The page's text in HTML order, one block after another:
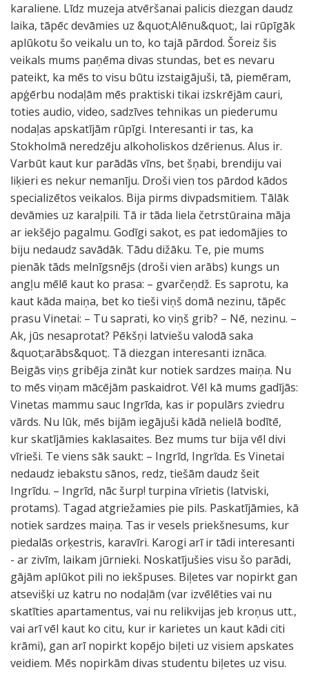
karaliene. Līdz muzeja atvēršanai palicis diezgan daudz
laika, tāpēc devāmies uz &quot;Alēnu&quot;, lai rūpīgāk
aplūkotu šo veikalu un to, ko tajā pārdod. Šoreiz šis
veikals mums paņēma divas stundas, bet es nevaru
pateikt, ka mēs to visu būtu izstaigājuši, tā, piemēram,
apģērbu nodaļām mēs praktiski tikai izskrējām cauri,
toties audio, video, sadzīves tehnikas un piederumu
nodaļas apskatījām rūpīgi. Interesanti ir tas, ka
Stokholmā neredzēju alkoholiskos dzērienus. Alus ir.
Varbūt kaut kur parādās vīns, bet šņabi, brendiju vai
liķieri es nekur nemanīju. Droši vien tos pārdod kādos
specializētos veikalos. Bija pirms divpadsmitiem. Tālāk
devāmies uz karaļpili. Tā ir tāda liela četrstūraina māja
ar iekšējo pagalmu. Godīgi sakot, es pat iedomājies to
biju nedaudz savādāk. Tādu dižāku. Te, pie mums
pienāk tāds melnīgsnējs (droši vien arābs) kungs un
angļu mēlē kaut ko prasa: – gvarčeņdž. Es saprotu, ka
kaut kāda maiņa, bet ko tieši viņš domā nezinu, tāpēc
prasu Vinetai: – Tu saprati, ko viņš grib? – Nē, nezinu. –
Ak, jūs nesaprotat? Pēkšņi latviešu valodā saka
&quot;arābs&quot;. Tā diezgan interesanti iznāca.
Beigās viņs gribēja zināt kur notiek sardzes maiņa. Nu
to mēs viņam mācējām paskaidrot. Vēl kā mums gadījās:
Vinetas mammu sauc Ingrīda, kas ir populārs zviedru
vārds. Nu lūk, mēs bijām iegājuši kādā nelielā bodītē,
kur skatījāmies kaklasaites. Bez mums tur bija vēl divi
vīrieši. Te viens sāk saukt: – Ingrīd, Ingrīda. Es Vinetai
nedaudz iebakstu sānos, redz, tiešām daudz šeit
Ingrīdu. – Ingrīd, nāc šurp! turpina vīrietis (latviski,
protams). Tagad atgriežamies pie pils. Paskatījāmies, kā
notiek sardzes maiņa. Tas ir vesels priekšnesums, kur
piedalās orķestris, karavīri. Karogi arī ir tādi interesanti
- ar zivīm, laikam jūrnieki. Noskatījušies visu šo parādi,
gājām aplūkot pili no iekšpuses. Biļetes var nopirkt gan
atsevišķi uz katru no nodaļām (var izvēlēties vai nu
skatīties apartamentus, vai nu relikvijas jeb kroņus utt.,
vai arī vēl kaut ko citu, kur ir karietes un kaut kādi citi
krāmi), gan arī nopirkt kopējo biļeti uz visiem apskates
veidiem. Mēs nopirkām divas studentu biļetes uz visu.